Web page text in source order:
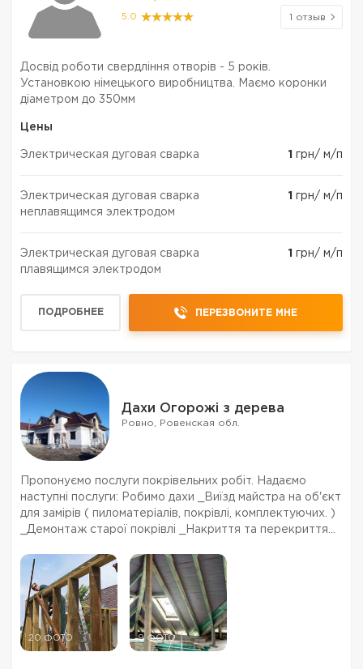
5.0 1 отзыв
Досвід роботи свердління отворів - 5 років.
Установкою німецького виробництва. Маємо коронки
діаметром до 350мм
Цены
Электрическая дуговая сварка 1 грн/ м/п
Электрическая дуговая сварка
неплавящимся электродом
1 грн/ м/п
Электрическая дуговая сварка
плавящимся электродом
1 грн/ м/п
ПОДРОБНЕЕ ПЕРЕЗВОНИТЕ МНЕ
Дахи Огорожі з дерева
Ровно, Ровенская обл.
Пропонуємо послуги покрівельних робіт. Надаємо
наступні послуги: Робимо дахи _Виїзд майстра на об'єкт
для замірів ( пиломатеріалів, покрівлі, комплектуючих. )
_Демонтаж старої покрівлі _Накриття та перекриття
_Монтаж водозливної системи _Працюємо по о...
20 ФОТО 9 ФОТО